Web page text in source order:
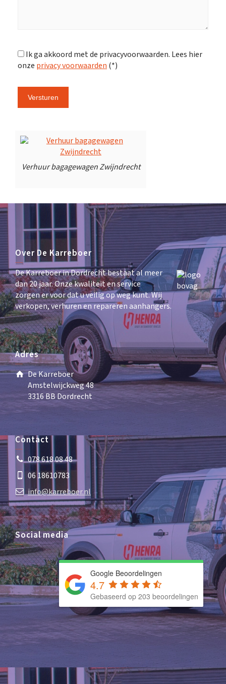
Ik ga akkoord met de privacyvoorwaarden. Lees hier
onze privacy voorwaarden (*)
Verhuur bagagewagen Zwijndrecht
Over De Karreboer
De Karreboer in Dordrecht bestaat al meer
dan 20 jaar. Onze kwaliteit en service
zorgen er voor dat u veilig op weg kunt. Wij
verkopen, verhuren en repareren aanhangers.
Adres
De Karreboer
Amstelwijckweg 48
3316 BB Dordrecht
Contact
078 618 08 48
06 18610783
info@karreboer.nl
Social media
Google Beoordelingen
4.7
Gebaseerd op 203 beoordelingen